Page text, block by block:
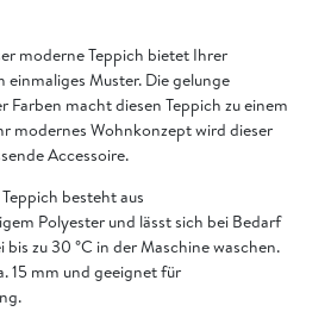
moderne Teppich bietet Ihrer
einmaliges Muster. Die gelunge
Farben macht diesen Teppich zu einem
modernes Wohnkonzept wird dieser
Accessoire.
besteht aus
Polyester und lässt sich bei Bedarf
bis zu 30 °C in der Maschine waschen.
15 mm und geeignet für